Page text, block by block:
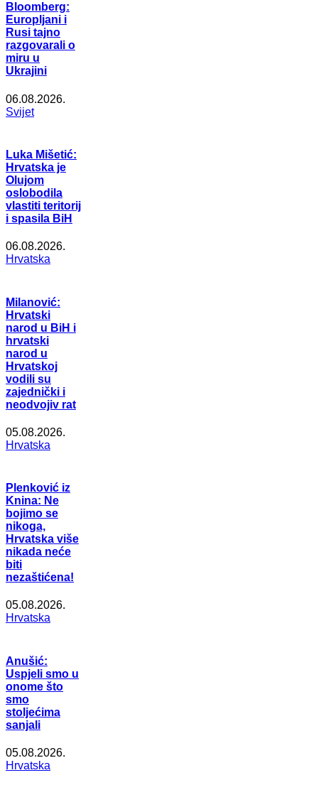
Bloomberg:
Europljani i
Rusi tajno
razgovarali o
miru u
Ukrajini
06.08.2026.
Svijet
Luka Mišetić:
Hrvatska je
Olujom
oslobodila
vlastiti teritorij
i spasila BiH
06.08.2026.
Hrvatska
Milanović:
Hrvatski
narod u BiH i
hrvatski
narod u
Hrvatskoj
vodili su
zajednički i
neodvojiv rat
05.08.2026.
Hrvatska
Plenković iz
Knina: Ne
bojimo se
nikoga,
Hrvatska više
nikada neće
biti
nezaštićena!
05.08.2026.
Hrvatska
Anušić:
Uspjeli smo u
onome što
smo
stoljećima
sanjali
05.08.2026.
Hrvatska